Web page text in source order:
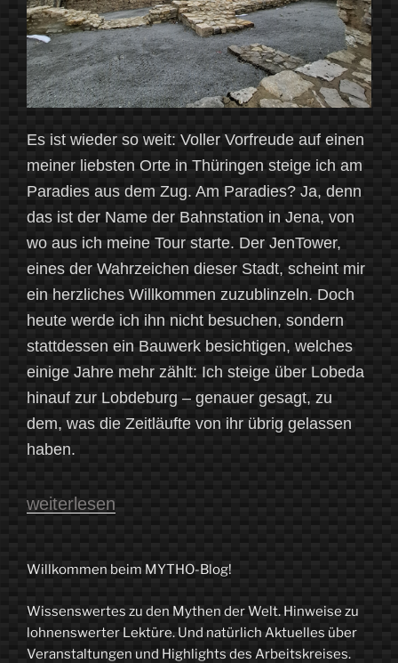
Es ist wieder so weit: Voller Vorfreude auf einen
meiner liebsten Orte in Thüringen steige ich am
Paradies aus dem Zug. Am Paradies? Ja, denn
das ist der Name der Bahnstation in Jena, von
wo aus ich meine Tour starte. Der JenTower,
eines der Wahrzeichen dieser Stadt, scheint mir
ein herzliches Willkommen zuzublinzeln. Doch
heute werde ich ihn nicht besuchen, sondern
stattdessen ein Bauwerk besichtigen, welches
einige Jahre mehr zählt: Ich steige über Lobeda
hinauf zur Lobdeburg – genauer gesagt, zu
dem, was die Zeitläufte von ihr übrig gelassen
haben.
„Zwischen
und
Die
Lobdeburg
weiterlesen
Willkommen beim MYTHO-Blog!
Wissenswertes zu den Mythen der Welt. Hinweise zu
lohnenswerter Lektüre. Und natürlich Aktuelles über
Veranstaltungen und Highlights des Arbeitskreises.